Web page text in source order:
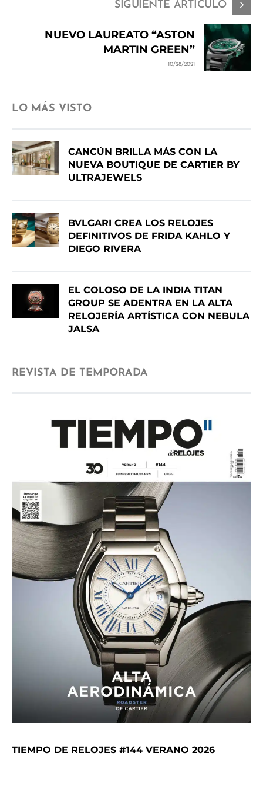
SIGUIENTE ARTÍCULO
NUEVO LAUREATO “ASTON
MARTIN GREEN”
10/28/2021
LO MÁS VISTO
CANCÚN BRILLA MÁS CON LA
NUEVA BOUTIQUE DE CARTIER BY
ULTRAJEWELS
BVLGARI CREA LOS RELOJES
DEFINITIVOS DE FRIDA KAHLO Y
DIEGO RIVERA
EL COLOSO DE LA INDIA TITAN
GROUP SE ADENTRA EN LA ALTA
RELOJERÍA ARTÍSTICA CON NEBULA
JALSA
REVISTA DE TEMPORADA
TIEMPO DE RELOJES #144 VERANO 2026